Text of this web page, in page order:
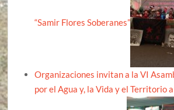
“Samir Flores Soberanes”
Organizaciones invitan a la VI
por el Agua y, la Vida y el Territorio